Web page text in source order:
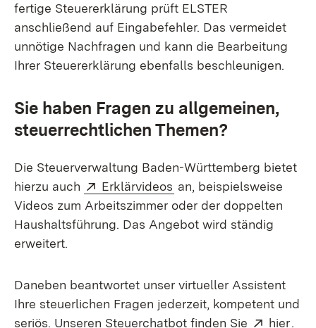
fertige Steuererklärung prüft ELSTER
anschließend auf Eingabefehler. Das vermeidet
unnötige Nachfragen und kann die Bearbeitung
Ihrer Steuererklärung ebenfalls beschleunigen.
Sie haben Fragen zu allgemeinen,
steuerrechtlichen Themen?
Die Steuerverwaltung Baden-Württemberg bietet
hierzu auch
Extern:
Erklärvideos (Öffnet in neuem
an, beispielsweise
Videos zum Arbeitszimmer oder der doppelten
Haushaltsführung. Das Angebot wird ständig
erweitert.
Daneben beantwortet unser virtueller Assistent
Ihre steuerlichen Fragen jederzeit, kompetent und
seriös. Unseren Steuerchatbot finden Sie
Extern:
hier.